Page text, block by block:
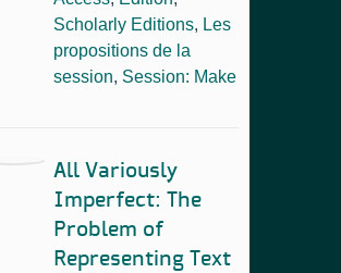
Scholarly Editions, Les
propositions de la
session, Session: Make
All Variously
Imperfect: The
Problem of
Representing Text